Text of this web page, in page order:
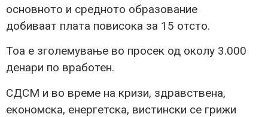
основното и средното образование
добиваат плата повисока за 15 отсто.
Тоа е зголемување во просек од околу 3.000
денари по вработен.
СДСМ и во време на кризи, здравствена,
економска, енергетска, вистински се грижи